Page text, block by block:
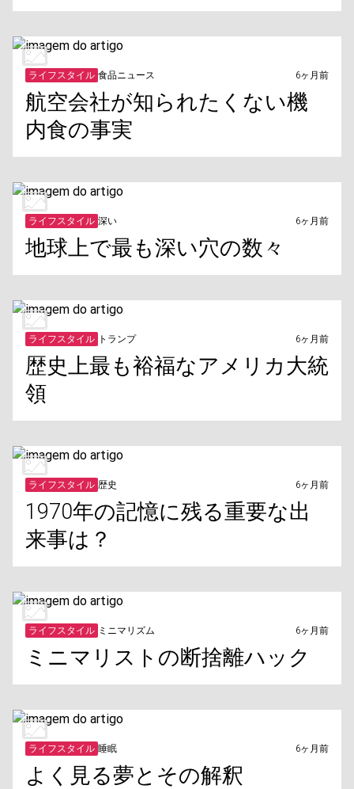
ライフスタイル 食品ニュース 6ヶ月前
航空会社が知られたくない機
内食の事実
ライフスタイル 深い 6ヶ月前
地球上で最も深い穴の数々
ライフスタイル トランプ 6ヶ月前
歴史上最も裕福なアメリカ大統
領
ライフスタイル 歴史 6ヶ月前
1970年の記憶に残る重要な出
来事は？
ライフスタイル ミニマリズム 6ヶ月前
ミニマリストの断捨離ハック
ライフスタイル 睡眠 6ヶ月前
よく見る夢とその解釈